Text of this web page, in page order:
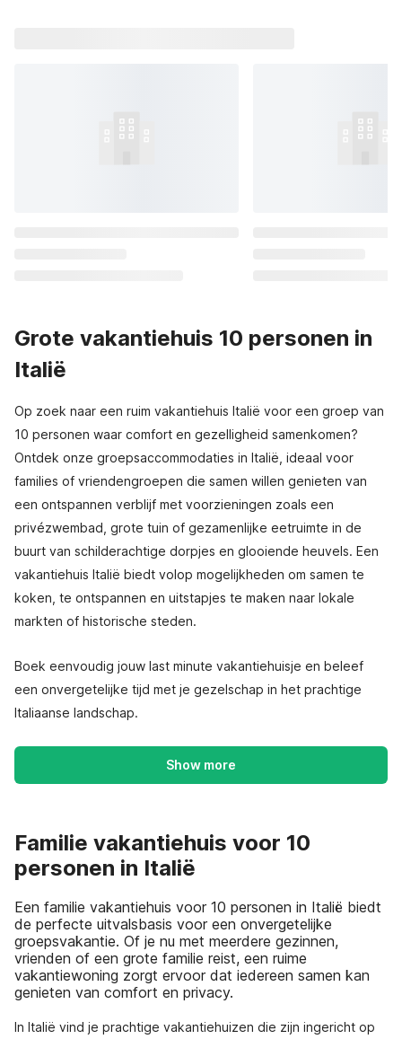
Grote vakantiehuis 10 personen in
Italië
Op zoek naar een ruim vakantiehuis Italië voor een groep van
10 personen waar comfort en gezelligheid samenkomen?
Ontdek onze groepsaccommodaties in Italië, ideaal voor
families of vriendengroepen die samen willen genieten van
een ontspannen verblijf met voorzieningen zoals een
privézwembad, grote tuin of gezamenlijke eetruimte in de
buurt van schilderachtige dorpjes en glooiende heuvels. Een
vakantiehuis Italië biedt volop mogelijkheden om samen te
koken, te ontspannen en uitstapjes te maken naar lokale
markten of historische steden.
Boek eenvoudig jouw last minute vakantiehuisje en beleef
een onvergetelijke tijd met je gezelschap in het prachtige
Italiaanse landschap.
Show more
Familie vakantiehuis voor 10
personen in Italië
Een familie vakantiehuis voor 10 personen in Italië biedt
de perfecte uitvalsbasis voor een onvergetelijke
groepsvakantie. Of je nu met meerdere gezinnen,
vrienden of een grote familie reist, een ruime
vakantiewoning zorgt ervoor dat iedereen samen kan
genieten van comfort en privacy.
In Italië vind je prachtige vakantiehuizen die zijn ingericht op